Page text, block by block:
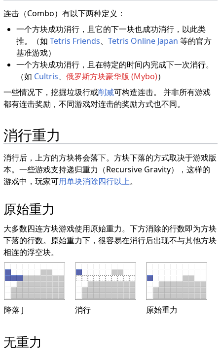
连击（Combo）有以下两种定义：
一个方块成功消行，且它的下一块也成功消行，以此类
推。（如 Tetris Friends、 Tetris Online Japan 等的官方
基准游戏）
一个方块成功消行，且在特定的时间内完成下一次消行。
（如 Cultris、 俄罗斯方块豪华版 (Mybo)）
一些情况下，挖掘垃圾行或削减可构造连击。 并非所有游戏
都有连击奖励，不同游戏对连击的奖励方式也不同。
消行重力
消行后，上方的方块将会落下。方块下落的方式取决于游戏版
本。一些游戏支持递归重力（Recursive Gravity），这样的
游戏中，玩家可用单块消除四行以上。
原始重力
大多数四连方块游戏使用原始重力。下方消除的行数即为方块
下落的行数。原始重力下，很容易在消行后出现不与其他方块
相连的浮空块。
降落 J 消行 原始重力
无重力